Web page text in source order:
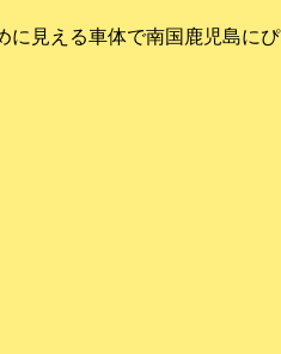
に見える車体で南国鹿児島にぴ